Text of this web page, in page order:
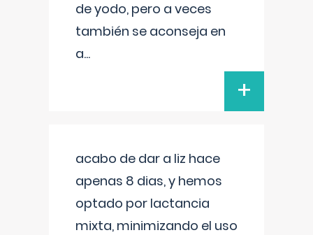
de yodo, pero a veces
también se aconseja en
a...
+
acabo de dar a liz hace
apenas 8 dias, y hemos
optado por lactancia
mixta, minimizando el uso